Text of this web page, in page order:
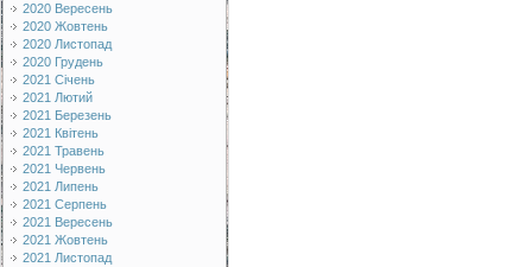
2020 Вересень
2020 Жовтень
2020 Листопад
2020 Грудень
2021 Січень
2021 Лютий
2021 Березень
2021 Квітень
2021 Травень
2021 Червень
2021 Липень
2021 Серпень
2021 Вересень
2021 Жовтень
2021 Листопад